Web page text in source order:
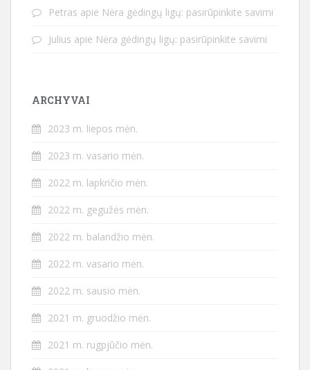
Petras apie Nėra gėdingų ligų: pasirūpinkite savimi
Julius apie Nėra gėdingų ligų: pasirūpinkite savimi
ARCHYVAI
2023 m. liepos mėn.
2023 m. vasario mėn.
2022 m. lapkričio mėn.
2022 m. gegužės mėn.
2022 m. balandžio mėn.
2022 m. vasario mėn.
2022 m. sausio mėn.
2021 m. gruodžio mėn.
2021 m. rugpjūčio mėn.